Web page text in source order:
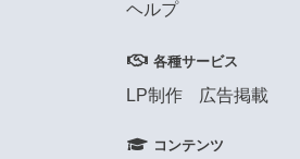
ヘルプ
各種サービス
LP制作 広告掲載
コンテンツ